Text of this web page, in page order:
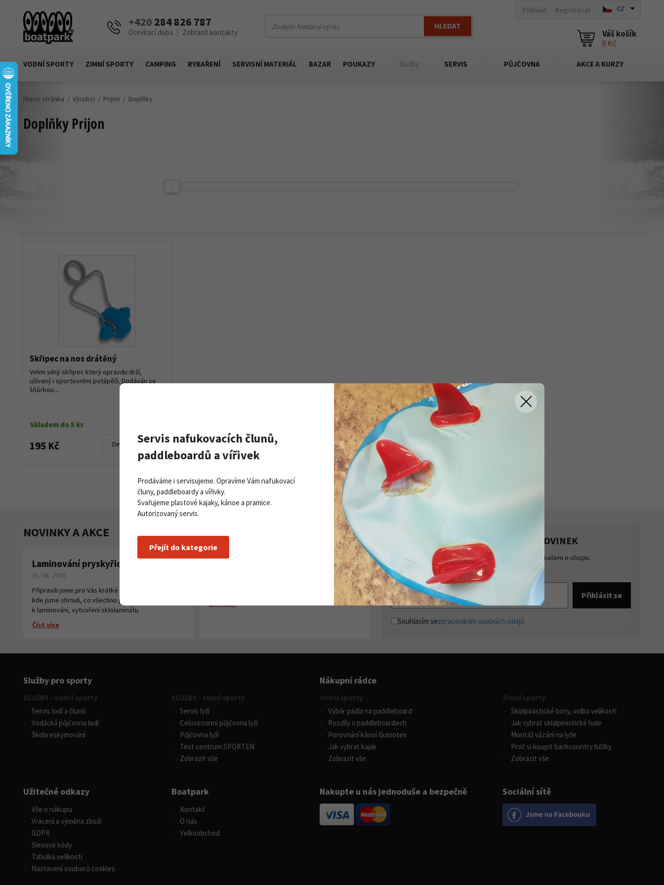
+420 284 826 787
Otevírací doba | Zobrazit kontakty
HLEDAT
Přihlásit Registrovat CZ
Váš košík
0 Kč
VODNÍ SPORTY ZIMNÍ SPORTY CAMPING RYBAŘENÍ SERVISNÍ MATERIÁL BAZAR POUKAZY Služby: SERVIS PŮJČOVNA AKCE A KURZY
Hlavní stránka Výrobci Prijon Doplňky
Doplňky Prijon
Skřipec na nos drátěný
Velmi silný skřipec který opravdu drží,
užívaný i sportovními potápěči. Dodáván se
šňůrkou....
Skladem do 5 ks
195 Kč Detail produktu
NOVINKY A AKCE Zobrazit všechny novinky
Laminování pryskyřicí a tkaninou
01. 08. 2026
Připravili jsme pro Vás krátké instruktážní video,
kde jsme shrnuli, co všechno potřebujete
k laminování, vytvoření sklolaminátu.
Číst více
Paddleboardy Viking nově v naší
PŘIHLASTE SE K ODBĚRU NOVINEK
Získejte přehled o novinkách a akcích na našem e-shopu.
Přihlašte se k odběru novinek.
Souhlasím sezpracováním osobních údajů
Sociální sítě
Služby pro sporty
SLUŽBY - vodní sporty
Servis lodí a člunů
Vodácká půjčovna lodí
Škola eskymování
SLUŽBY - zimní sporty
Servis lyží
Celosezonní půjčovna lyží
Půjčovna lyží
Test centrum SPORTEN
Zobrazit vše
Nákupní rádce
Vodní sporty
Výběr pádla na paddleboard
Rozdíly v paddleboardech
Porovnání kánoí Gumotex
Jak vybrat kajak
Zobrazit vše
Zimní sporty
Skialpinistické boty, volba velikosti
Jak vybrat skialpinistické hole
Montáž vázání na lyže
Proč si koupit backcountry běžky
Zobrazit vše
Užitečné odkazy
Vše o nákupu
Vrácení a výměna zboží
GDPR
Slevové kódy
Tabulka velikostí
Nastavení souborů cookies
Boatpark
Kontakt
O nás
Velkoobchod
Nakupte u nás jednoduše a bezpečně
Servis nafukovacích člunů,
paddleboardů a vířivek
Prodáváme i servisujeme. Opravíme Vám nafukovací
čluny, paddleboardy a vířivky.
Svařujeme plastové kajaky, kánoe a pramice.
Autorizovaný servis.
Přejít do kategorie